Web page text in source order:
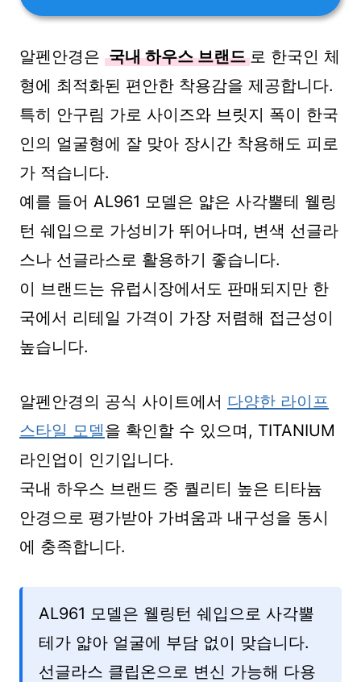
알펜안경은 국내 하우스 브랜드 로 한국인 체
형에 최적화된 편안한 착용감을 제공합니다.
특히 안구림 가로 사이즈와 브릿지 폭이 한국
인의 얼굴형에 잘 맞아 장시간 착용해도 피로
가 적습니다.
예를 들어 AL961 모델은 얇은 사각뿔테 웰링
턴 쉐입으로 가성비가 뛰어나며, 변색 선글라
스나 선글라스로 활용하기 좋습니다.
이 브랜드는 유럽시장에서도 판매되지만 한
국에서 리테일 가격이 가장 저렴해 접근성이
높습니다.
알펜안경의 공식 사이트에서 다양한 라이프
스타일 모델을 확인할 수 있으며, TITANIUM
라인업이 인기입니다.
국내 하우스 브랜드 중 퀄리티 높은 티타늄
안경으로 평가받아 가벼움과 내구성을 동시
에 충족합니다.
AL961 모델은 웰링턴 쉐입으로 사각뿔
테가 얇아 얼굴에 부담 없이 맞습니다.
선글라스 클립온으로 변신 가능해 다용